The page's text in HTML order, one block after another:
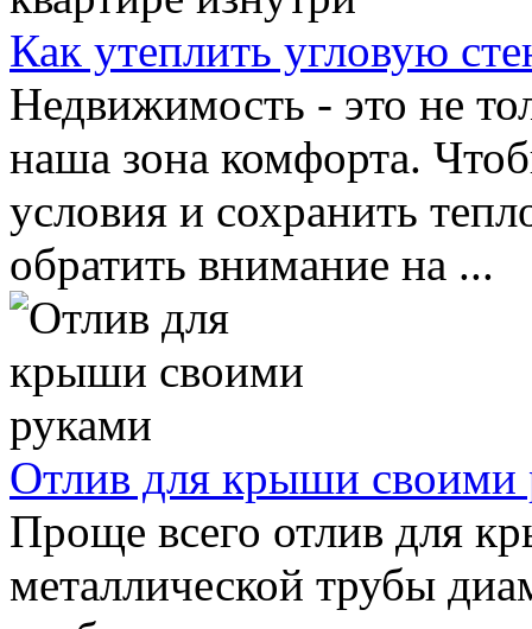
Как утеплить угловую
Недвижимость - это не
наша зона комфорта.
условия и сохранить
обратить внимание на ...
Отлив для крыши своими
Проще всего отлив для
металлической трубы